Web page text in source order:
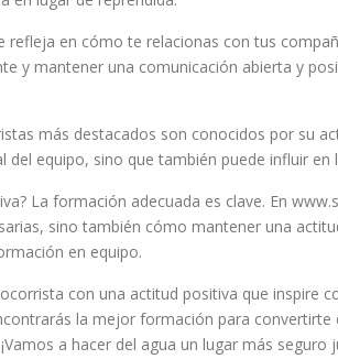
en cómo te relacionas con tus
y mantener una comunicación abierta y
más destacados son conocidos por su
equipo, sino que también puede influir en
La formación adecuada es clave. En
sino también cómo mantener una
en equipo.
con una actitud positiva que inspire
la mejor formación para
a hacer del agua un lugar más seguro